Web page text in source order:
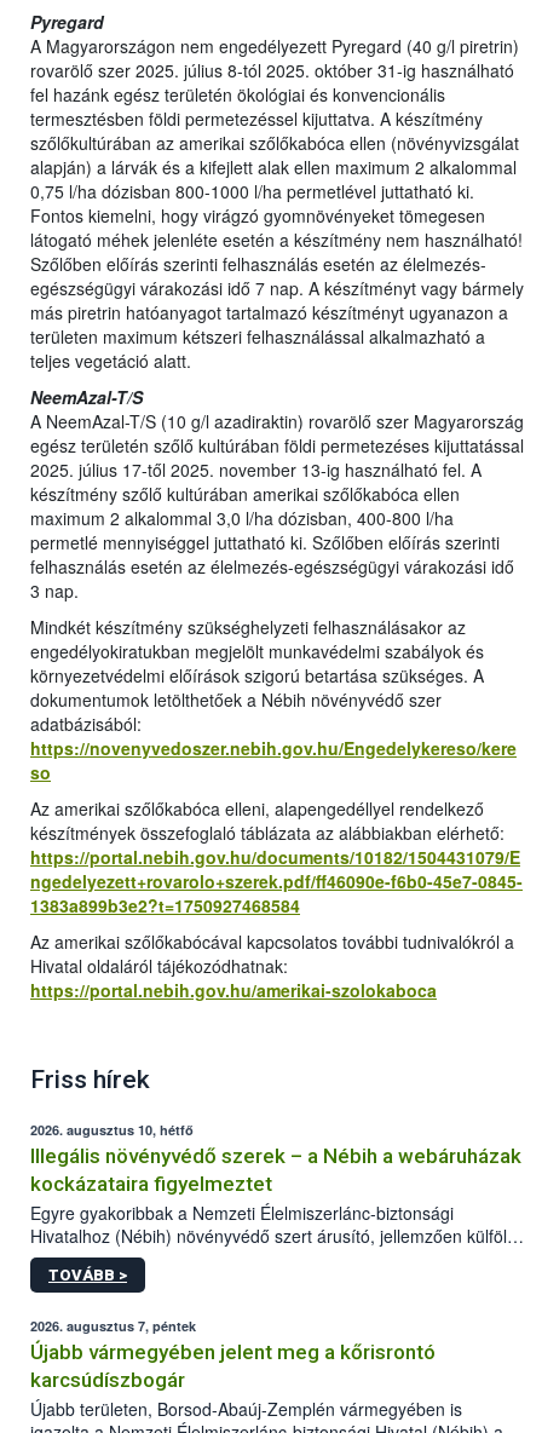
Pyregard
A Magyarországon nem engedélyezett Pyregard (40 g/l piretrin)
rovarölő szer 2025. július 8-tól 2025. október 31-ig használható
fel hazánk egész területén ökológiai és konvencionális
termesztésben földi permetezéssel kijuttatva. A készítmény
szőlőkultúrában az amerikai szőlőkabóca ellen (növényvizsgálat
alapján) a lárvák és a kifejlett alak ellen maximum 2 alkalommal
0,75 l/ha dózisban 800-1000 l/ha permetlével juttatható ki.
Fontos kiemelni, hogy virágzó gyomnövényeket tömegesen
látogató méhek jelenléte esetén a készítmény nem használható!
Szőlőben előírás szerinti felhasználás esetén az élelmezés-
egészségügyi várakozási idő 7 nap. A készítményt vagy bármely
más piretrin hatóanyagot tartalmazó készítményt ugyanazon a
területen maximum kétszeri felhasználással alkalmazható a
teljes vegetáció alatt.
NeemAzal-T/S
A NeemAzal-T/S (10 g/l azadiraktin) rovarölő szer Magyarország
egész területén szőlő kultúrában földi permetezéses kijuttatással
2025. július 17-től 2025. november 13-ig használható fel. A
készítmény szőlő kultúrában amerikai szőlőkabóca ellen
maximum 2 alkalommal 3,0 l/ha dózisban, 400-800 l/ha
permetlé mennyiséggel juttatható ki. Szőlőben előírás szerinti
felhasználás esetén az élelmezés-egészségügyi várakozási idő
3 nap.
Mindkét készítmény szükséghelyzeti felhasználásakor az
engedélyokiratukban megjelölt munkavédelmi szabályok és
környezetvédelmi előírások szigorú betartása szükséges. A
dokumentumok letölthetőek a Nébih növényvédő szer
adatbázisából:
https://novenyvedoszer.nebih.gov.hu/Engedelykereso/kere
so
Az amerikai szőlőkabóca elleni, alapengedéllyel rendelkező
készítmények összefoglaló táblázata az alábbiakban elérhető:
https://portal.nebih.gov.hu/documents/10182/1504431079/E
ngedelyezett+rovarolo+szerek.pdf/ff46090e-f6b0-45e7-0845-
1383a899b3e2?t=1750927468584
Az amerikai szőlőkabócával kapcsolatos további tudnivalókról a
Hivatal oldaláról tájékozódhatnak:
https://portal.nebih.gov.hu/amerikai-szolokaboca
Friss hírek
2026. augusztus 10, hétfő
Illegális növényvédő szerek – a Nébih a webáruházak
kockázataira figyelmeztet
Egyre gyakoribbak a Nemzeti Élelmiszerlánc-biztonsági
Hivatalhoz (Nébih) növényvédő szert árusító, jellemzően külföldi
honlapok kapcsán érkező bejelentések. Emellett az ilyen
termékeket kínáló kéretlen online reklámok mennyisége is
összegyűjtötte az illegális növényvédő szerek kapcsán
előforduló árulkodó jeleket, valamint a webáruházakból való
vásárlás kockázatait.
TOVÁBB >
2026. augusztus 7, péntek
Újabb vármegyében jelent meg a kőrisrontó
karcsúdíszbogár
Újabb területen, Borsod-Abaúj-Zemplén vármegyében is